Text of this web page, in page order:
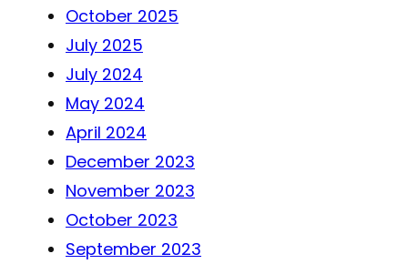
October 2025
July 2025
July 2024
May 2024
April 2024
December 2023
November 2023
October 2023
September 2023